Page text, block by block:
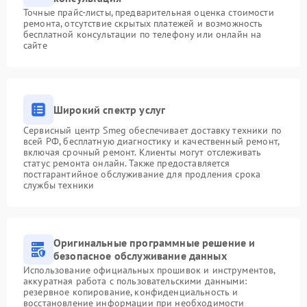
Точные прайс-листы, предварительная оценка стоимости
ремонта, отсутствие скрытых платежей и возможность
бесплатной консультации по телефону или онлайн на
сайте
Широкий спектр услуг
Сервисный центр Smeg обеспечивает доставку техники по
всей РФ, бесплатную диагностику и качественный ремонт,
включая срочный ремонт. Клиенты могут отслеживать
статус ремонта онлайн. Также предоставляется
постгарантийное обслуживание для продления срока
службы техники
Оригинальные программные решение и
безопасное обслуживание данных
Использование официальных прошивок и инструментов,
аккуратная работа с пользовательскими данными:
резервное копирование, конфиденциальность и
восстановление информации при необходимости